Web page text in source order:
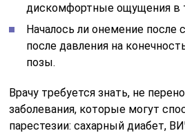
дискомфортные ощущения в
Началось ли онемение после
после давления на
позы.
Врачу требуется знать, не
заболевания, которые могут
парестезии: сахарный диабет,